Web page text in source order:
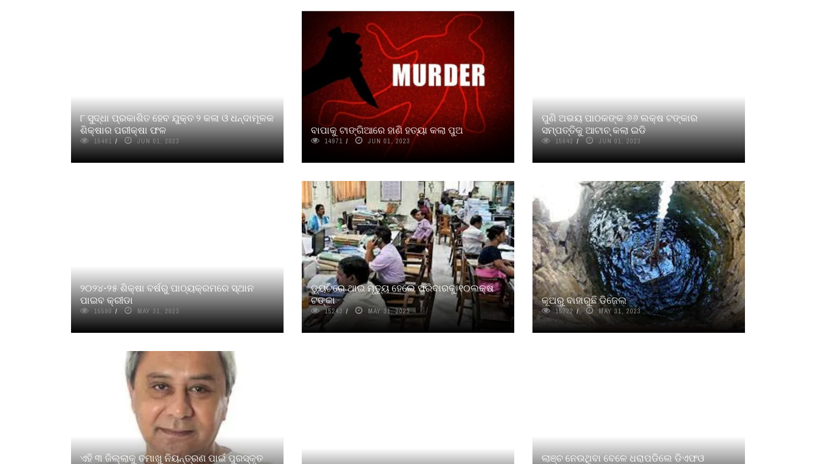
୮ ସୁଦ୍ଧା ପ୍ରକାଶିତ ହେବ ଯୁକ୍ତ ୨ କଳା ଓ ଧନ୍ଦାମୂଳକ
ଶିକ୍ଷାର ପରୀକ୍ଷା ଫଳ
15481 JUN 01, 2023
ବାପାକୁ ଟାଙ୍ଗିଆରେ ହାଣି ହତ୍ୟା କଲା ପୁଅ
14971 JUN 01, 2023
ପୁଣି ଅଭୟ ପାଠକଙ୍କ ୬୬ ଲକ୍ଷ ଟଙ୍କାର
ସମ୍ପତ୍ତିକୁ ଆଟାଚ୍‌ କଲା ଇଡି
15642 JUN 01, 2023
୨୦୨୪-୨୫ ଶିକ୍ଷା ବର୍ଷରୁ ପାଠ୍ୟକ୍ରମରେ ସ୍ଥାନ
ପାଇବ କ୍ରୀଡା
15590 MAY 31, 2023
ଡ୍ୟୁଟିରେ ଥାଇ ମୃତ୍ୟୁ ହେଲେ ପରିବାରକୁ ୧୦ଲକ୍ଷ
ଟଙ୍କା
15243 MAY 31, 2023
କୂଅରୁ ବାହାରୁଛି ଡିଜେଲ
15722 MAY 31, 2023
ଏହି ୩ ଜିଲ୍ଲାକୁ ତମାଖୁ ନିୟନ୍ତ୍ରଣ ପାଇଁ ପୁରସ୍କୃତ
ଲାଞ୍ଚ ନେଉଥିବା ବେଳେ ଧରାପଡିଲେ ଡିଏଫଓ